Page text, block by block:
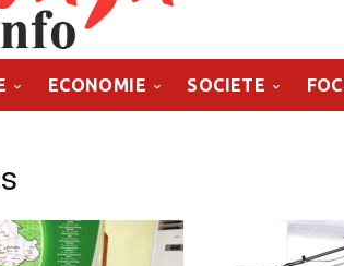
ECONOMIE SOCIETE